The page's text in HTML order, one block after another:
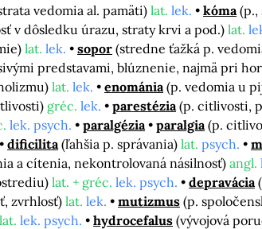
vedomia al. pamäti) lat. lek. kóma (p.,
v dôsledku úrazu, straty krvi a pod.) lat.
lat. lek. sopor (stredne ťažká p.
predstavami, blúznenie, najmä pri
lat. lek. enománia (p. vedomia u
gréc. lek. parestézia (p. citlivosti,
lek. psych. paralgézia paralgia (p.
dificilita (ľahšia p. správania) lat. psych.
a cítenia, nekontrolovaná násilnosť) angl.
lat. + gréc. lek. psych. depravácia
zvrhlosť) lat. lek. mutizmus (p.
lat. lek. psych. hydrocefalus (vývojová